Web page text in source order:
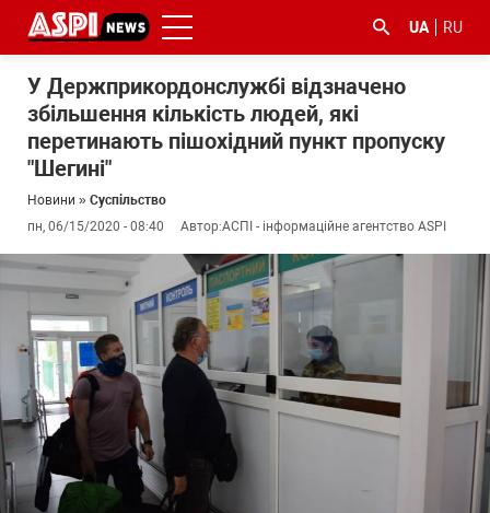
UA RU
У Держприкордонслужбі відзначено
збільшення кількість людей, які
перетинають пішохідний пункт пропуску
"Шегині"
Новини » Суспільство
пн, 06/15/2020 - 08:40
Автор:АСПІ - інформаційне агентство ASPI
корупцією